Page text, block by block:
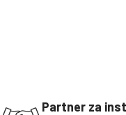
Partner za